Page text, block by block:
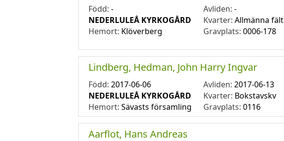
Född: - Avliden:-
NEDERLULEÅ KYRKOGÅRD
Kvarter:Allmänna fält
Hemort: Klöverberg Gravplats:0006-178
Lindberg, Hedman, John Harry Ingvar
Född: 2017-06-06 Avliden:2017-06-13
NEDERLULEÅ KYRKOGÅRD
Kvarter: Bokstavskv
Hemort: Sävasts församling Gravplats:0116
Aarflot, Hans Andreas